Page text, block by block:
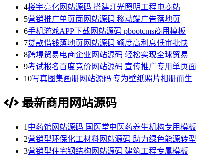
4楼宇亮化网站源码 搭建灯光照明工程电商站
5营销推广单页面网站源码 移动端广告落地页
6手机游戏APP下载网站源码 pbootcms商用模板
7贷款借钱落地页网站源码 额度高利息低审批快
8跨境贸易电商企业网站源码 轻松实现全球贸易
9考试报名百度竞价网站源码 宣传推广专用单页面
10写真图集画册网站源码 专为壁纸照片相册而生
最新商用网站源码
1 中药馆网站源码 国医堂中医药养生机构专用模板
2营销型环保化工材料网站源码 助力绿色能源转型
3营销型住宅钢结构网站源码 建筑工程专属模板